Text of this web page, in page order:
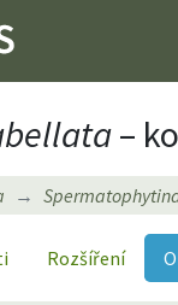
–
Rozšíření